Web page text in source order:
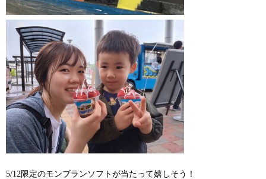
5/12限定のモンブランソフトが当たって嬉しそう！